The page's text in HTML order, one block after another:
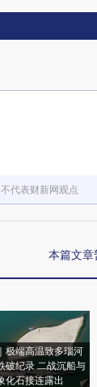
代表财新网观点
本篇文章
极端高温致多瑙河
破纪录 二战沉船与
化石接连露出